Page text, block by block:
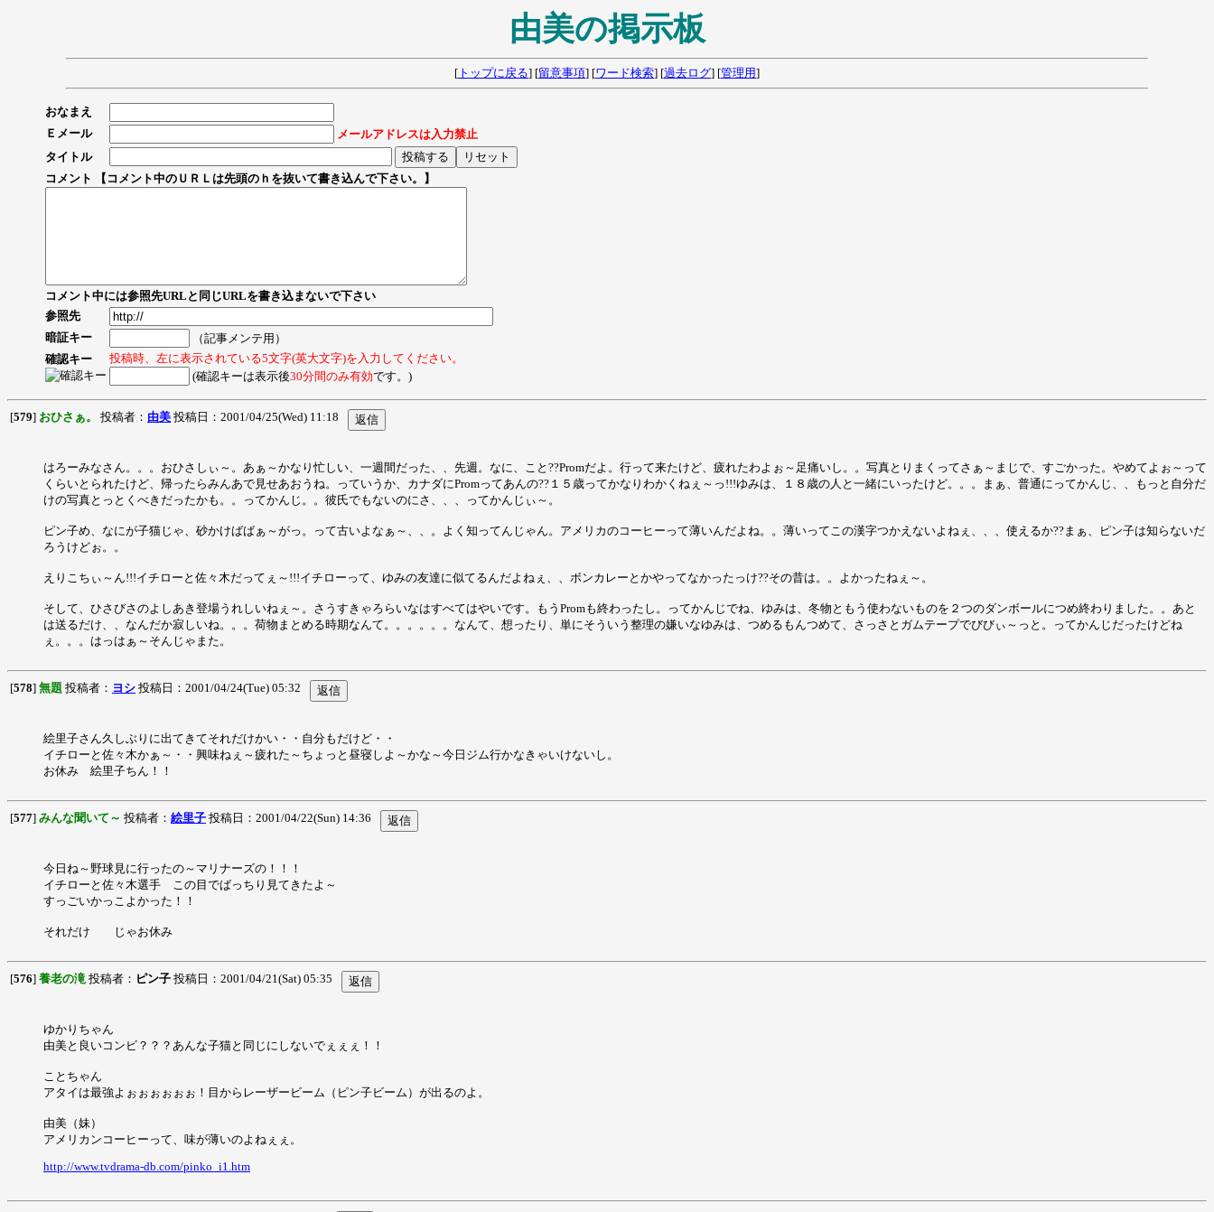
由美の掲示板
[ トップに戻る] [留意事項] [ワード検索] [過去ログ] [管理用]
おなまえ
Ｅメール
メールアドレスは入力禁止
タイトル
コメント 【コメント中のＵＲＬは先頭のｈを抜いて書き込んで下さい。】
コメント中には参照先URLと同じURLを書き込まないで下さい
参照先
暗証キー
（記事メンテ用）
確認キー
投稿時、左に表示されている5文字(英大文字)を入力してください。
(確認キーは表示後30分間のみ有効です。)
[579] おひさぁ。 投稿者： 由美 投稿日：2001/04/25(Wed) 11:18
はろーみなさん。。。おひさしぃ～。あぁ～かなり忙しい、一週間だった、、先週。なに、こと??Promだよ。行って来たけど、疲れたわよぉ～足痛いし。。写真とりまくってさぁ～まじで、すごかった。やめてよぉ～って
くらいとられたけど、帰ったらみんあで見せあおうね。っていうか、カナダにPromってあんの??１５歳ってかなりわかくねぇ～っ!!!ゆみは、１８歳の人と一緒にいったけど。。。まぁ、普通にってかんじ、、もっと自分だ
けの写真とっとくべきだったかも。。ってかんじ。。彼氏でもないのにさ、、、ってかんじぃ～。
ピン子め、なにが子猫じゃ、砂かけばばぁ～がっ。って古いよなぁ～、、。よく知ってんじゃん。アメリカのコーヒーって薄いんだよね。。薄いってこの漢字つかえないよねぇ、、、使えるか??まぁ、ピン子は知らないだ
ろうけどぉ。。
えりこちぃ～ん!!!イチローと佐々木だってぇ～!!!イチローって、ゆみの友達に似てるんだよねぇ、、ボンカレーとかやってなかったっけ??その昔は。。よかったねぇ～。
そして、ひさびさのよしあき登場うれしいねぇ～。さうすきゃろらいなはすべてはやいです。もうPromも終わったし。ってかんじでね、ゆみは、冬物ともう使わないものを２つのダンボールにつめ終わりました。。あと
は送るだけ、、なんだか寂しいね。。。荷物まとめる時期なんて。。。。。。なんて、想ったり、単にそういう整理の嫌いなゆみは、つめるもんつめて、さっさとガムテープでびびぃ～っと。ってかんじだったけどね
ぇ。。。はっはぁ～そんじゃまた。
[578] 無題 投稿者： ヨシ 投稿日：2001/04/24(Tue) 05:32
絵里子さん久しぶりに出てきてそれだけかい・・自分もだけど・・
イチローと佐々木かぁ～・・興味ねぇ～疲れた～ちょっと昼寝しよ～かな～今日ジム行かなきゃいけないし。
お休み 絵里子ちん！！
[577] みんな聞いて～ 投稿者： 絵里子 投稿日：2001/04/22(Sun) 14:36
今日ね～野球見に行ったの～マリナーズの！！！
イチローと佐々木選手 この目でばっちり見てきたよ～
すっごいかっこよかった！！
それだけ じゃお休み
[576] 養老の滝投稿者： ピン子 投稿日：2001/04/21(Sat) 05:35
ゆかりちゃん
由美と良いコンビ？？？あんな子猫と同じにしないでぇぇぇ！！
ことちゃん
アタイは最強よぉぉぉぉぉぉ！目からレーザービーム（ピン子ビーム）が出るのよ。
由美（妹）
アメリカンコーヒーって、味が薄いのよねぇぇ。
http://www.tvdrama-db.com/pinko_i1.htm